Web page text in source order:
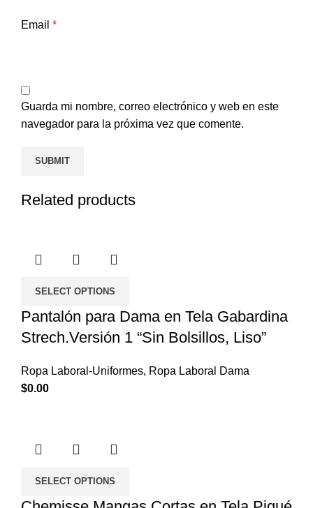
Email *
Guarda mi nombre, correo electrónico y web en este
navegador para la próxima vez que comente.
Related products
SELECT OPTIONS
Pantalón para Dama en Tela Gabardina
Strech.Versión 1 “Sin Bolsillos, Liso”
Ropa Laboral-Uniformes, Ropa Laboral Dama
$0.00
SELECT OPTIONS